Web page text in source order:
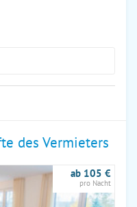
des Vermieters
ab 105 €
pro Nacht